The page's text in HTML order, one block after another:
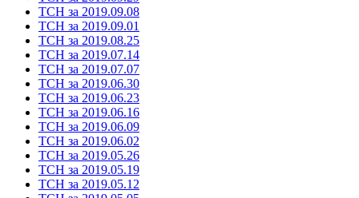
ТСН за 2019.09.08
ТСН за 2019.09.01
ТСН за 2019.08.25
ТСН за 2019.07.14
ТСН за 2019.07.07
ТСН за 2019.06.30
ТСН за 2019.06.23
ТСН за 2019.06.16
ТСН за 2019.06.09
ТСН за 2019.06.02
ТСН за 2019.05.26
ТСН за 2019.05.19
ТСН за 2019.05.12